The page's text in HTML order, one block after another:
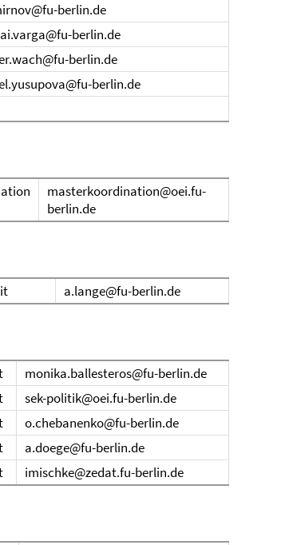
berlin.de
berlin.de
berlin.de
berlin.de
masterkoordination@oei.fu-
berlin.de
a.lange@fu-berlin.de
monika.ballesteros@fu-berlin.de
sek-politik@oei.fu-berlin.de
o.chebanenko@fu-berlin.de
a.doege@fu-berlin.de
imischke@zedat.fu-berlin.de